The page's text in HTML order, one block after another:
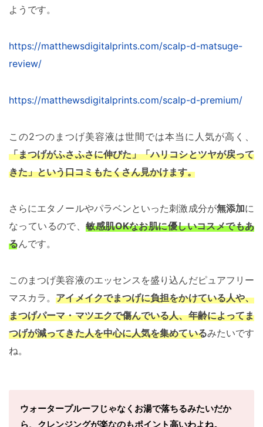
ようです。
https://matthewsdigitalprints.com/scalp-d-matsuge-
review/
https://matthewsdigitalprints.com/scalp-d-premium/
この2つのまつげ美容液は世間では本当に人気が高く、
「まつげがふさふさに伸びた」「ハリコシとツヤが戻って
きた」という口コミもたくさん見かけます。
さらにエタノールやパラベンといった刺激成分が無添加に
なっているので、敏感肌OKなお肌に優しいコスメでもあ
るんです。
このまつげ美容液のエッセンスを盛り込んだピュアフリー
マスカラ。アイメイクでまつげに負担をかけている人や、
まつげパーマ・マツエクで傷んでいる人、年齢によってま
つげが減ってきた人を中心に人気を集めているみたいです
ね。
ウォータープルーフじゃなくお湯で落ちるみたいだか
ら、クレンジングが楽なのもポイント高いわよね。